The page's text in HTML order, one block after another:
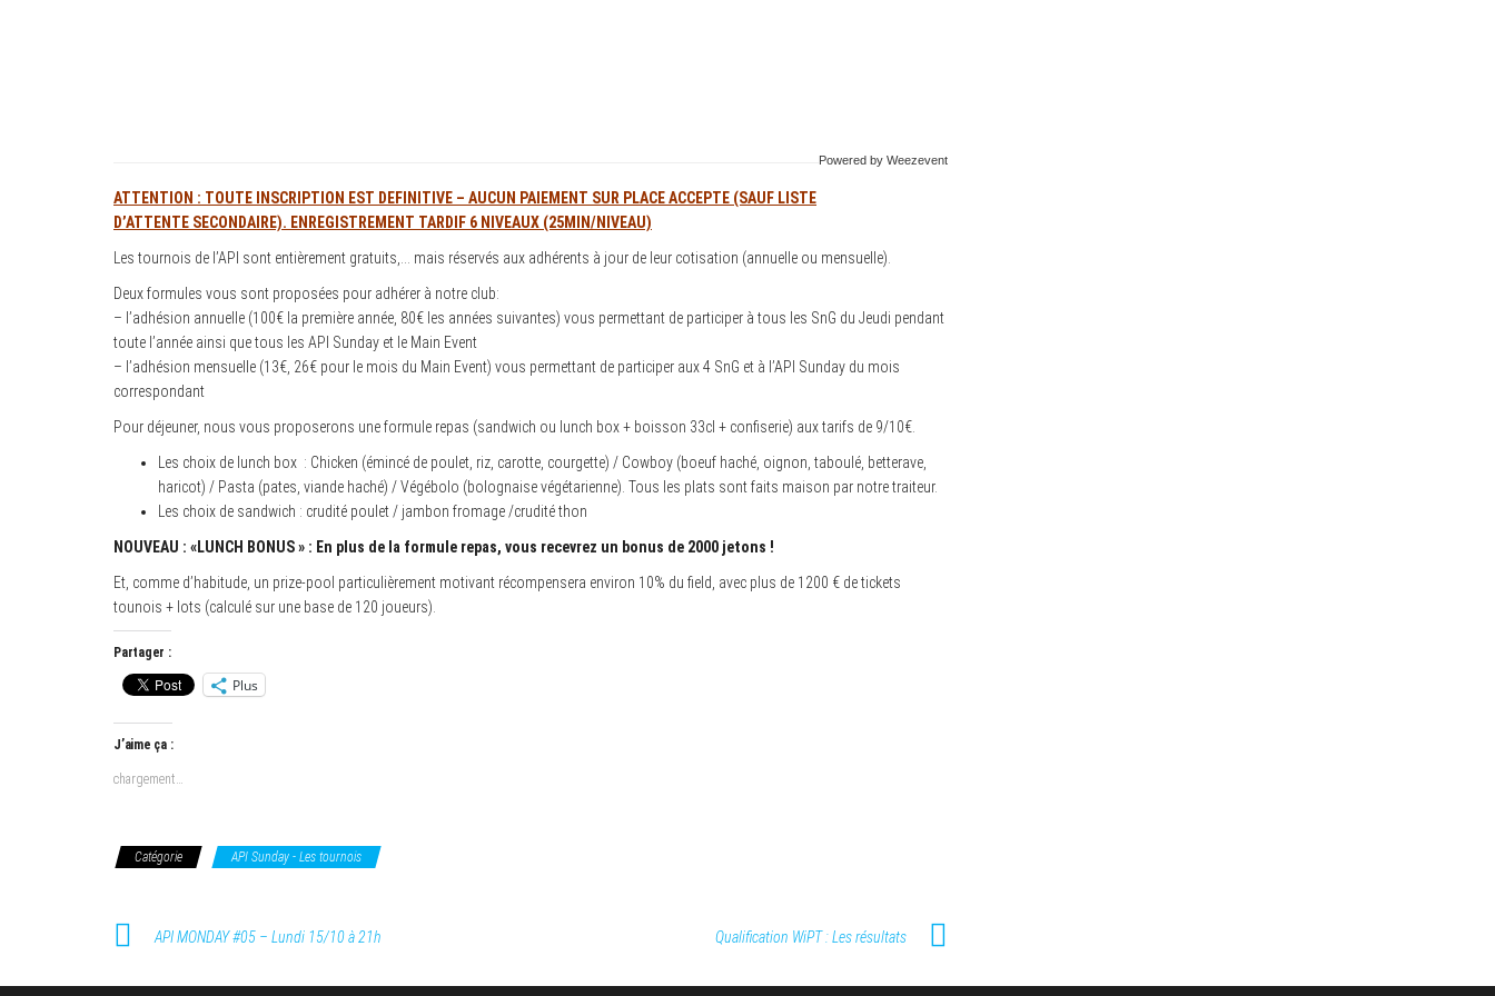
Powered by Weezevent
ATTENTION : TOUTE INSCRIPTION EST DEFINITIVE – AUCUN PAIEMENT SUR PLACE ACCEPTE (SAUF LISTE
D’ATTENTE SECONDAIRE). ENREGISTREMENT TARDIF 6 NIVEAUX (25MIN/NIVEAU)
Les tournois de l’API sont entièrement gratuits,… mais réservés aux adhérents à jour de leur cotisation (annuelle ou mensuelle).
Deux formules vous sont proposées pour adhérer à notre club:
– l’adhésion annuelle (100€ la première année, 80€ les années suivantes) vous permettant de participer à tous les SnG du Jeudi pendant
toute l’année ainsi que tous les API Sunday et le Main Event
– l’adhésion mensuelle (13€, 26€ pour le mois du Main Event) vous permettant de participer aux 4 SnG et à l’API Sunday du mois
correspondant
Pour déjeuner, nous vous proposerons une formule repas (sandwich ou lunch box + boisson 33cl + confiserie) aux tarifs de 9/10€.
Les choix de lunch box : Chicken (émincé de poulet, riz, carotte, courgette) / Cowboy (boeuf haché, oignon, taboulé, betterave,
haricot) / Pasta (pates, viande haché) / Végébolo (bolognaise végétarienne). Tous les plats sont faits maison par notre traiteur.
Les choix de sandwich : crudité poulet / jambon fromage /crudité thon
NOUVEAU : «LUNCH BONUS » : En plus de la formule repas, vous recevrez un bonus de 2000 jetons !
Et, comme d’habitude, un prize-pool particulièrement motivant récompensera environ 10% du field, avec plus de 1200 € de tickets
tounois + lots (calculé sur une base de 120 joueurs).
Partager :
Plus
J’aime ça :
chargement…
Catégorie API Sunday - Les tournois
API MONDAY #05 – Lundi 15/10 à 21h Qualification WiPT : Les résultats